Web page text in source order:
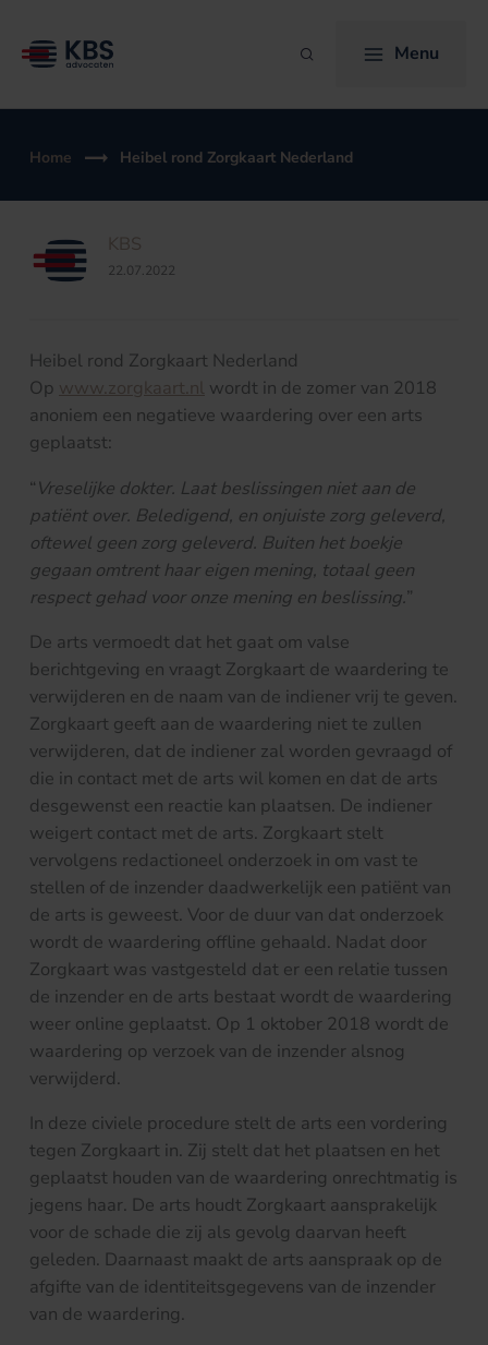
naar
Zoeken Menu
Home Heibel rond Zorgkaart Nederland
KBS
22.07.2022
Heibel rond Zorgkaart Nederland
Op www.zorgkaart.nl wordt in de zomer van 2018
anoniem een negatieve waardering over een arts
geplaatst:
“Vreselijke dokter. Laat beslissingen niet aan de
patiënt over. Beledigend, en onjuiste zorg geleverd,
oftewel geen zorg geleverd. Buiten het boekje
gegaan omtrent haar eigen mening, totaal geen
respect gehad voor onze mening en beslissing.”
De arts vermoedt dat het gaat om valse
berichtgeving en vraagt Zorgkaart de waardering te
verwijderen en de naam van de indiener vrij te geven.
Zorgkaart geeft aan de waardering niet te zullen
verwijderen, dat de indiener zal worden gevraagd of
die in contact met de arts wil komen en dat de arts
desgewenst een reactie kan plaatsen. De indiener
weigert contact met de arts. Zorgkaart stelt
vervolgens redactioneel onderzoek in om vast te
stellen of de inzender daadwerkelijk een patiënt van
de arts is geweest. Voor de duur van dat onderzoek
wordt de waardering offline gehaald. Nadat door
Zorgkaart was vastgesteld dat er een relatie tussen
de inzender en de arts bestaat wordt de waardering
weer online geplaatst. Op 1 oktober 2018 wordt de
waardering op verzoek van de inzender alsnog
verwijderd.
In deze civiele procedure stelt de arts een vordering
tegen Zorgkaart in. Zij stelt dat het plaatsen en het
geplaatst houden van de waardering onrechtmatig is
jegens haar. De arts houdt Zorgkaart aansprakelijk
voor de schade die zij als gevolg daarvan heeft
geleden. Daarnaast maakt de arts aanspraak op de
afgifte van de identiteitsgegevens van de inzender
van de waardering.